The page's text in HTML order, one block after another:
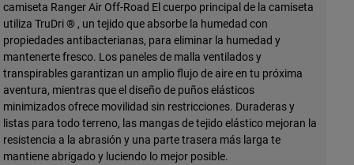
camiseta Ranger Air Off-Road El cuerpo principal de la camiseta
utiliza TruDri ® , un tejido que absorbe la humedad con
propiedades antibacterianas, para eliminar la humedad y
mantenerte fresco. Los paneles de malla ventilados y
transpirables garantizan un amplio flujo de aire en tu próxima
aventura, mientras que el diseño de puños elásticos
minimizados ofrece movilidad sin restricciones. Duraderas y
listas para todo terreno, las mangas de tejido elástico mejoran la
resistencia a la abrasión y una parte trasera más larga te
mantiene abrigado y luciendo lo mejor posible.